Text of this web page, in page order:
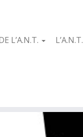
L’A.N.T.